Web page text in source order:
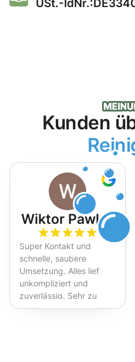
USt.-
Kunden
Wiktor Pawlak
Super Kontakt und
schnelle, saubere
Umsetzung. Alles lief
unkompliziert und
zuverlässig. Sehr zu
empfehlen!